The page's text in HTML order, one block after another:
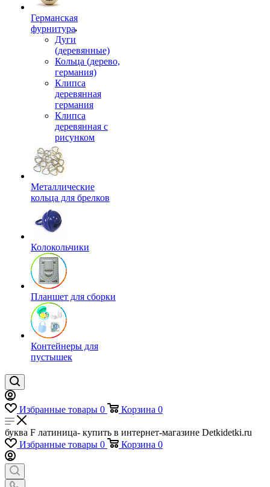
Германская
фурнитура
Дуги
(деревянные)
Кольца (дерево,
германия)
Клипса
деревянная
германия
Клипса
деревянная с
рисунком
Металлические
кольца для брелков
Колокольчики
Планшет для сборки
Контейнеры для
пустышек
Избранные товары 0 Корзина 0
буква F латиница- купить в интернет-магазине Detkidetki.ru
Избранные товары 0 Корзина 0